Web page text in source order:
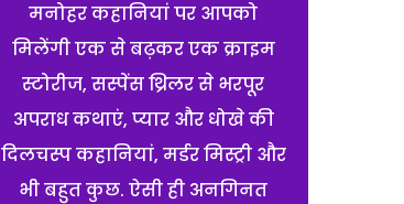
मनोहर कहानियां पर आपको
मिलेंगी एक से बढ़कर एक क्राइम
स्टोरीज, सस्पेंस थ्रिलर से भरपूर
अपराध कथाएं, प्यार और धोखे की
दिलचस्प कहानियां, मर्डर मिस्ट्री और
भी बहुत कुछ. ऐसी ही अनगिनत